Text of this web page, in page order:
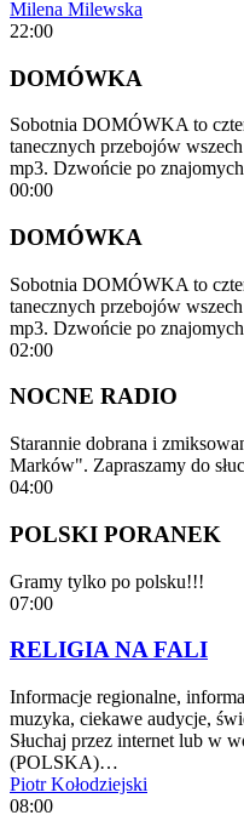
Milena Milewska
22:00
DOMÓWKA
Sobotnia DOMÓWKA to
tanecznych przebojów
mp3. Dzwońcie po
00:00
DOMÓWKA
Sobotnia DOMÓWKA to
tanecznych przebojów
mp3. Dzwońcie po
02:00
NOCNE RADIO
Starannie dobrana i
Marków". Zapraszamy do
04:00
POLSKI PORANEK
Gramy tylko po polsku!!!
07:00
RELIGIA NA FALI
Informacje regionalne,
muzyka, ciekawe audycje,
Słuchaj przez internet lub w
(POLSKA)…
Piotr Kołodziejski
08:00